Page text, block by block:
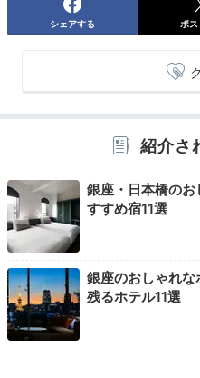
心地いい朝の時間
サウンドバースピーカー
全客室に設置されている高
スピーカーで音楽を聞いて
－Fiのパスワードは客室
シェアする ポ
紹介さ
銀座・日本橋の
すすめ宿11選
銀座のおしゃれ
残るホテル11選